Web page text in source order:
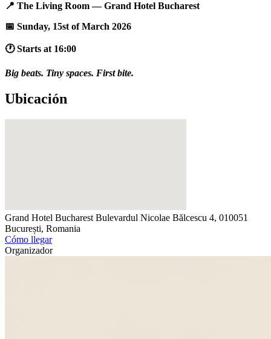
📍 The Living Room — Grand Hotel Bucharest
📅 Sunday, 15st of March 2026
🕐 Starts at 16:00
Big beats. Tiny spaces. First bite.
Ubicación
Grand Hotel Bucharest Bulevardul Nicolae Bălcescu 4, 010051
București, Romania
Cómo llegar
Organizador